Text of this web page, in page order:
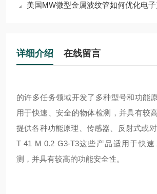
美国MW微型金属波纹管如何优化电
详细介绍 在线留言
的许多任务领域开发了多种型号和功能
用于快速、安全的物体检测，并具有较
提供各种功能原理、传感器、反射式或对
T 41 M 0.2 G3-T3这些产品适用于快速
测，并具有较高的功能安全性。